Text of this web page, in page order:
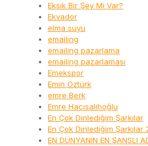
Eksik Bir Şey Mi Var?
Ekvador
elma suyu
emailing
emailing pazarlama
emailing pazarlaması
Emekspor
Emin Öztürk
emre Berk
Emre Hacısalihoğlu
En Çok Dinlediğim Şarkılar
En Çok Dinlediğim Şarkılar
EN DÜNYANIN EN ŞANSLI